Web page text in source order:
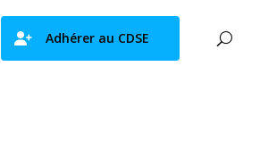
Adhérer au CDSE